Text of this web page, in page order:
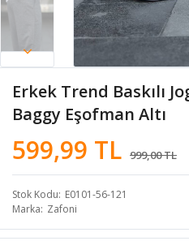
Erkek Trend Baskılı
Baggy Eşofman Altı
599,99 TL 999,00 TL
Stok Kodu E0101-56-121
Marka Zafoni